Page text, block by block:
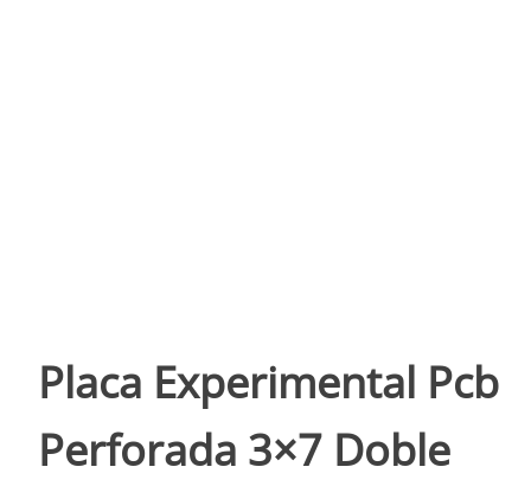
Placa Experimental Pcb
Perforada 3×7 Doble